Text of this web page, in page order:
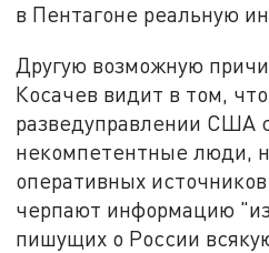
в Пентагоне реальную
Другую возможную
Косачев видит в том,
разведуправлении США
некомпетентные люди,
оперативных
черпают информацию
пишущих о России